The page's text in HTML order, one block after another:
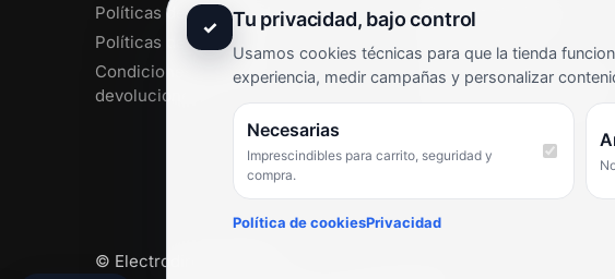
Políticas de privacidad
Políticas de cookies
Condiciones de envío y
devoluciones
Soporte al cliente
Términos y condiciones
Preguntas frecuentes
© Electrodirecto 2026
✓ Tu privacidad, bajo control
Usamos cookies técnicas para que la tienda
experiencia, medir campañas y personalizar
Necesarias
Imprescindibles para carrito, seguridad y
compra.
Política de cookiesPrivacidad